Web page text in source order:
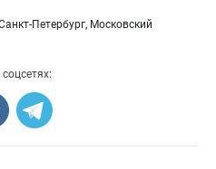
Петербург, Московский
Блог